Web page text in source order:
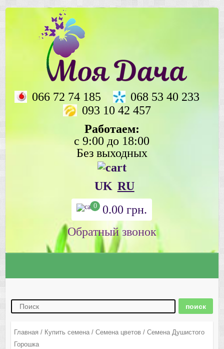
066 72 74 185
068 53 40 233
093 10 42 457
Работаем:
с 9:00 до 18:00
Без выходных
UK RU
0 0.00грн.
Главная / Купить семена/ Семена цветов/ Семена Душистого
Горошка